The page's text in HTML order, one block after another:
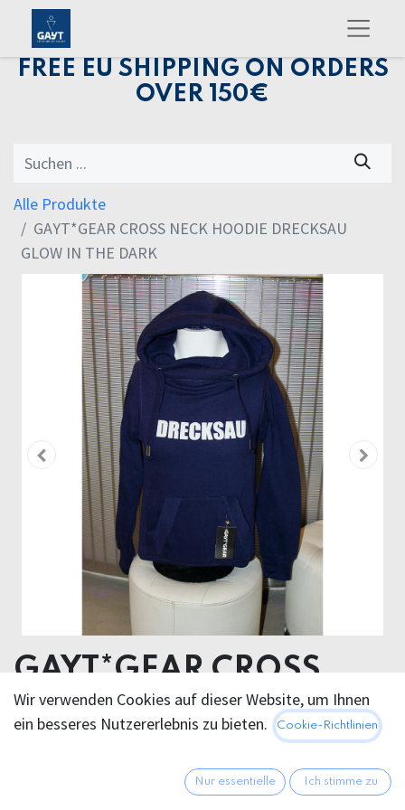
FREE EU SHIPPING ON ORDERS
OVER 150€
Alle Produkte
GAYT*GEAR CROSS NECK HOODIE DRECKSAU
GLOW IN THE DARK
GAYT*GEAR CROSS
NECK HOODIE
DRECKSAU GLOW IN
Wir verwenden Cookies auf dieser Website, um Ihnen
ein besseres Nutzererlebnis zu bieten.
Cookie-Richtlinien
Nur essentielle Ich stimme zu